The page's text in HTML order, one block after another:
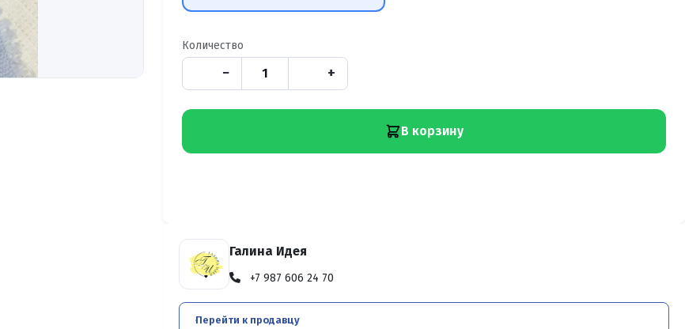
Количество
− +
В корзину
Галина Идея
+7 987 606 24 70
Перейти к продавцу